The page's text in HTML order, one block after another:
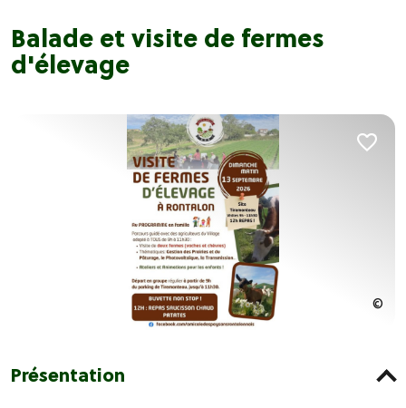
Balade et visite de fermes
d'élevage
Présentation